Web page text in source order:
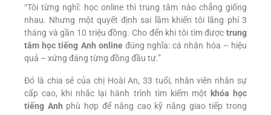
“Tôi từng nghĩ: học online thì trung tâm nào chẳng giống
nhau. Nhưng một quyết định sai lầm khiến tôi lãng phí 3
tháng và gần 10 triệu đồng. Cho đến khi tôi tìm được trung
tâm học tiếng Anh onlineđúng nghĩa: cá nhân hóa – hiệu
quả – xứng đáng từng đồng đầu tư.”
Đó là chia sẻ của chị Hoài An, 33 tuổi, nhân viên nhân sự
cấp cao, khi nhắc lại hành trình tìm kiếm một khóa học
tiếng Anh phù hợp để nâng cao kỹ năng giao tiếp trong